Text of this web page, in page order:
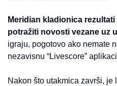
Meridian kladionica
potražiti novosti vezane uz
igraju, pogotovo ako nemate
nezavisnu “Livescore”
Nakon što utakmica završi, je